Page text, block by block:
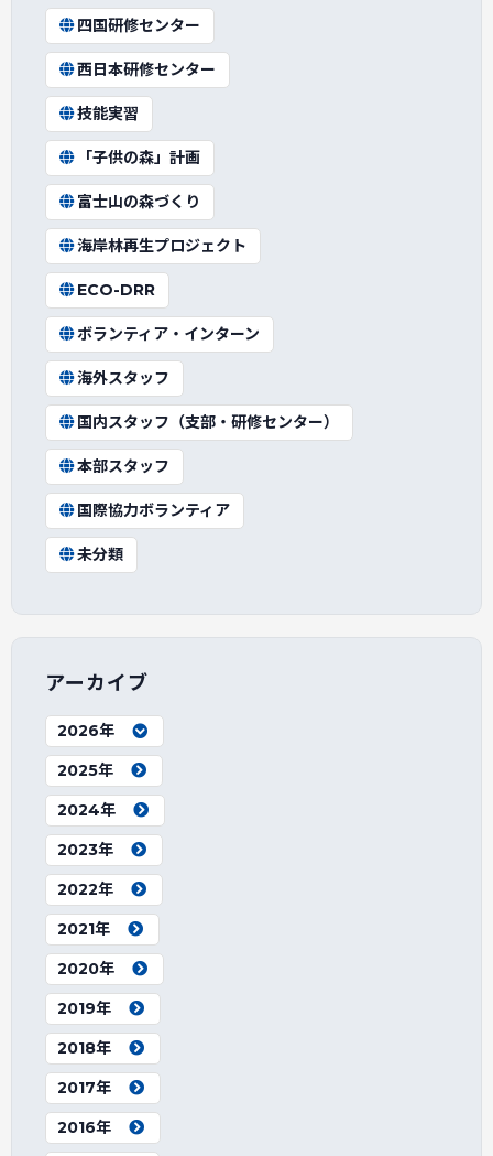
四国研修センター
西日本研修センター
技能実習
「子供の森」計画
富士山の森づくり
海岸林再生プロジェクト
ECO-DRR
ボランティア・インターン
海外スタッフ
国内スタッフ（支部・研修センター）
本部スタッフ
国際協力ボランティア
未分類
アーカイブ
2026年
2025年
2024年
2023年
2022年
2021年
2020年
2019年
2018年
2017年
2016年